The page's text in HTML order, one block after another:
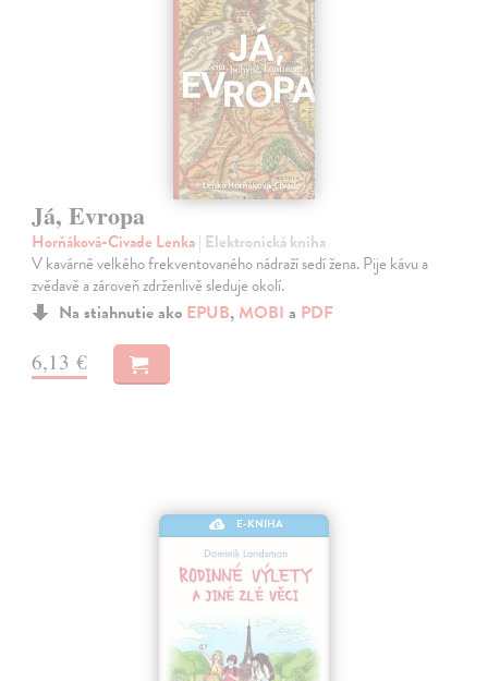
Já, Evropa
Horňáková-Civade Lenka| Elektronická kniha
V kavárně velkého frekventovaného nádraží sedí žena. Pije kávu a
zvědavě a zároveň zdrženlivě sleduje okolí.
Na stiahnutie ako EPUB, MOBI a PDF
6,13 €
E-KNIHA